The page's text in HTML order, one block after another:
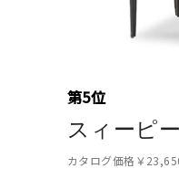
第5位
スィーピー
カタログ価格￥